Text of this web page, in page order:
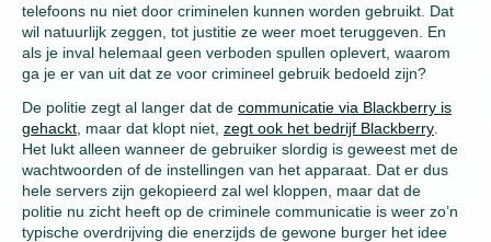
telefoons nu niet door criminelen kunnen worden gebruikt. Dat
wil natuurlijk zeggen, tot justitie ze weer moet teruggeven. En
als je inval helemaal geen verboden spullen oplevert, waarom
ga je er van uit dat ze voor crimineel gebruik bedoeld zijn?
De politie zegt al langer dat de communicatie via Blackberry is
gehackt , maar dat klopt niet, zegt ook het bedrijf Blackberry
Het lukt alleen wanneer de gebruiker slordig is geweest met de
wachtwoorden of de instellingen van het apparaat. Dat er dus
hele servers zijn gekopieerd zal wel kloppen, maar dat de
politie nu zicht heeft op de criminele communicatie is weer zo’n
typische overdrijving die enerzijds de gewone burger het idee